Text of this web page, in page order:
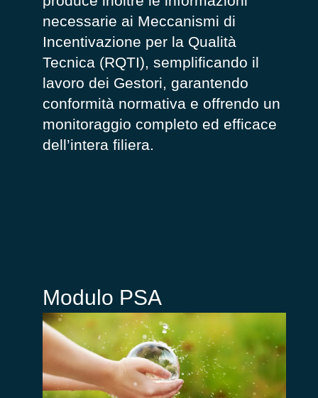
necessarie ai Meccanismi di
Incentivazione per la Qualità
Tecnica (RQTI), semplificando il
lavoro dei Gestori, garantendo
conformità normativa e offrendo un
monitoraggio completo ed efficace
dell’intera filiera.
Modulo PSA